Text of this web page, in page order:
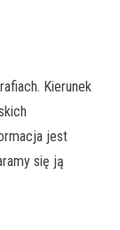
Kierunek
jest
się ją